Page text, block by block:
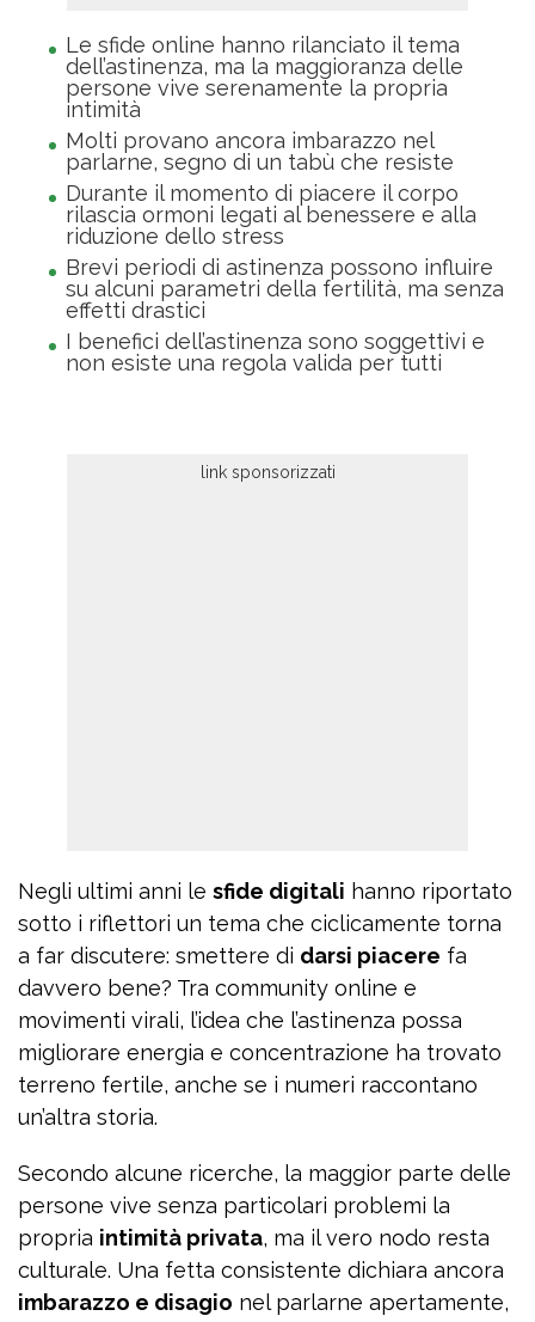
Le sfide online hanno rilanciato il tema
dell’astinenza, ma la maggioranza delle
persone vive serenamente la propria
intimità
Molti provano ancora imbarazzo nel
parlarne, segno di un tabù che resiste
Durante il momento di piacere il corpo
rilascia ormoni legati al benessere e alla
riduzione dello stress
Brevi periodi di astinenza possono influire
su alcuni parametri della fertilità, ma senza
effetti drastici
I benefici dell’astinenza sono soggettivi e
non esiste una regola valida per tutti
Negli ultimi anni le sfide digitali hanno riportato
sotto i riflettori un tema che ciclicamente torna
a far discutere: smettere di darsi piacere fa
davvero bene? Tra community online e
movimenti virali, l’idea che l’astinenza possa
migliorare energia e concentrazione ha trovato
terreno fertile, anche se i numeri raccontano
un’altra storia.
Secondo alcune ricerche, la maggior parte delle
persone vive senza particolari problemi la
propria intimità privata, ma il vero nodo resta
culturale. Una fetta consistente dichiara ancora
imbarazzo e disagio nel parlarne apertamente,